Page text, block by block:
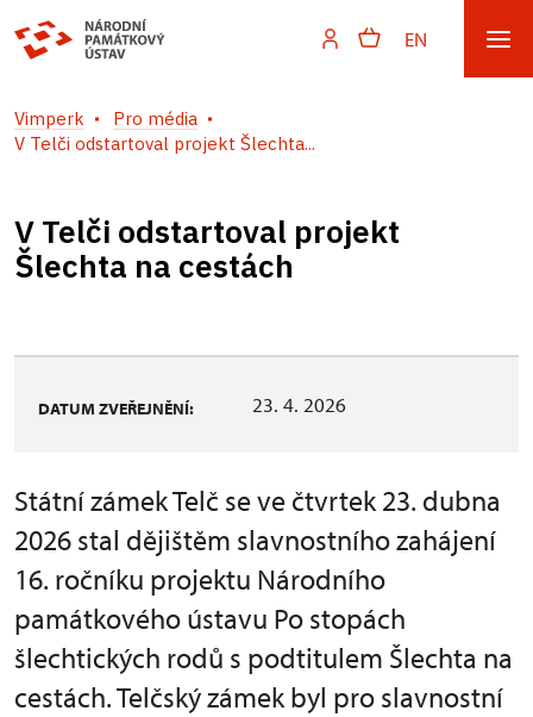
EN
Vimperk
Pro média
V Telči odstartoval projekt Šlechta...
V Telči odstartoval projekt
Šlechta na cestách
DATUM ZVEŘEJNĚNÍ: 23. 4. 2026
Státní zámek Telč se ve čtvrtek 23. dubna
2026 stal dějištěm slavnostního zahájení
16. ročníku projektu Národního
památkového ústavu Po stopách
šlechtických rodů s podtitulem Šlechta na
cestách. Telčský zámek byl pro slavnostní